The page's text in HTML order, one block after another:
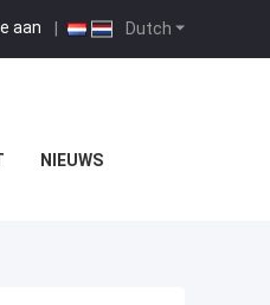
Dutch
aan |
NIEUWS